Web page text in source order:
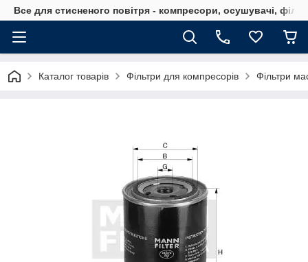
Все для стисненого повітря - компресори, осушувачі,
Каталог товарів Фільтри для компресорів Фільтри